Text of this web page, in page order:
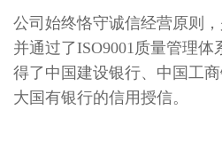
公司始终恪守诚信经营原则
并通过了ISO9001质量管理
得了中国建设银行、中国工
大国有银行的信用授信。